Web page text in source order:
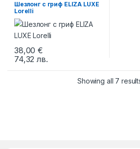
Шезлонг с гриф ELIZA LUXE
Lorelli
38,00€
74,32лв.
This product has multiple variants.
Showing all 7